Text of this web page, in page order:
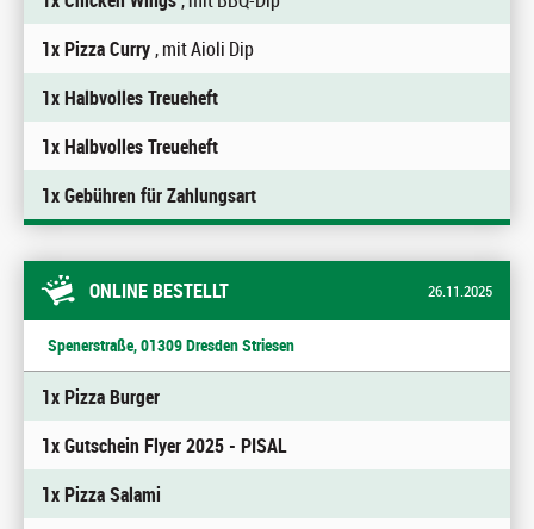
1x Pizza Curry, mit Aioli Dip
1x Halbvolles Treueheft
1x Halbvolles Treueheft
1x Gebühren für Zahlungsart
ONLINE BESTELLT 26.11.2025
Spenerstraße, 01309 Dresden Striesen
1x Pizza Burger
1x Gutschein Flyer 2025 - PISAL
1x Pizza Salami